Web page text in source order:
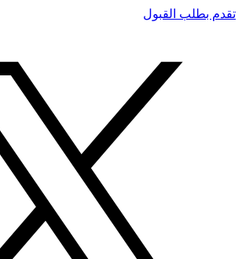
تقدم بطلب القبول